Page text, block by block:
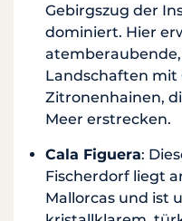
Gebirgszug der
dominiert. Hier
Landschaften mit
Zitronenhainen,
Meer erstrecken.
Cala Figuera:
Fischerdorf liegt
Mallorcas und ist